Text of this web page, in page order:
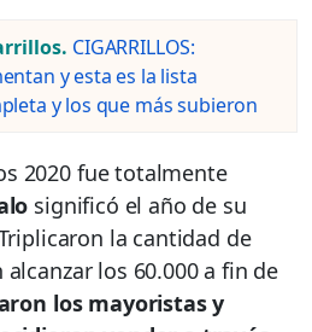
CIGARRILLOS:
y esta es la lista
y los que más subieron
2020 fue totalmente
significó el año de su
la cantidad de
los 60.000 a fin de
los mayoristas y